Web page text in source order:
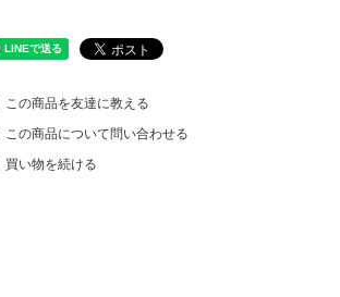
この商品を友達に教える
この商品について問い合わせる
買い物を続ける